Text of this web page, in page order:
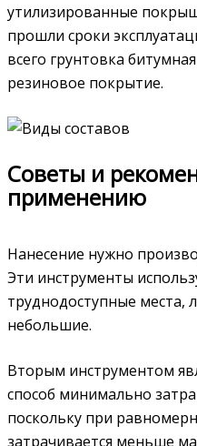
утилизированные
прошли сроки
всего грунтовка
резиновое покрытие.
Советы и
применению
Нанесение нужно
Эти инструменты
труднодоступные места,
небольшие.
Вторым инструментом
способ минимально
поскольку при
затрачивается меньше